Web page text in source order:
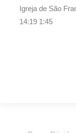
Igreja de São
14:19 1:45